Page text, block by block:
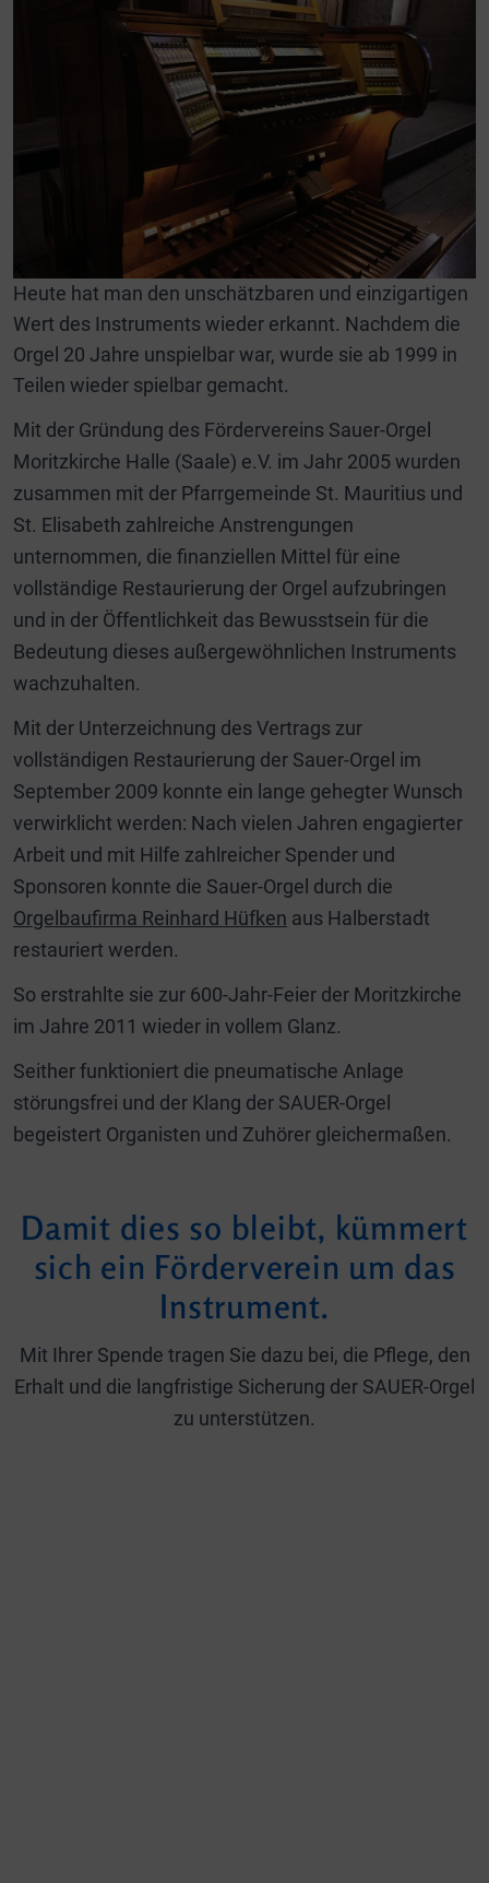
Heute hat man den unschätzbaren und einzigartigen
Wert des Instruments wieder erkannt. Nachdem die
Orgel 20 Jahre unspielbar war, wurde sie ab 1999 in
Teilen wieder spielbar gemacht.
Mit der Gründung des Fördervereins Sauer-Orgel
Moritzkirche Halle (Saale) e.V. im Jahr 2005 wurden
zusammen mit der Pfarrgemeinde St. Mauritius und
St. Elisabeth zahlreiche Anstrengungen
unternommen, die finanziellen Mittel für eine
vollständige Restaurierung der Orgel aufzubringen
und in der Öffentlichkeit das Bewusstsein für die
Bedeutung dieses außergewöhnlichen Instruments
wachzuhalten.
Mit der Unterzeichnung des Vertrags zur
vollständigen Restaurierung der Sauer-Orgel im
September 2009 konnte ein lange gehegter Wunsch
verwirklicht werden: Nach vielen Jahren engagierter
Arbeit und mit Hilfe zahlreicher Spender und
Sponsoren konnte die Sauer-Orgel durch die
Orgelbaufirma Reinhard Hüfken aus Halberstadt
restauriert werden.
So erstrahlte sie zur 600-Jahr-Feier der Moritzkirche
im Jahre 2011 wieder in vollem Glanz.
Seither funktioniert die pneumatische Anlage
störungsfrei und der Klang der SAUER-Orgel
begeistert Organisten und Zuhörer gleichermaßen.
Damit dies so bleibt, kümmert
sich ein Förderverein um das
Instrument.
Mit Ihrer Spende tragen Sie dazu bei, die Pflege, den
Erhalt und die langfristige Sicherung der SAUER-Orgel
zu unterstützen.